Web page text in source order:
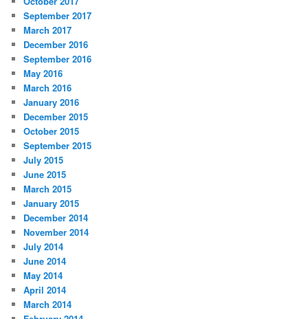
September 2017
March 2017
December 2016
September 2016
May 2016
March 2016
January 2016
December 2015
October 2015
September 2015
July 2015
June 2015
March 2015
January 2015
December 2014
November 2014
July 2014
June 2014
May 2014
April 2014
March 2014